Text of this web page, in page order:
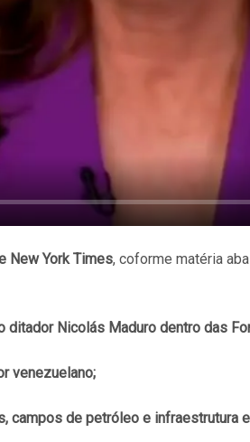
New York Times, coforme matéria
Nicolás Maduro dentro das
venezuelano;
campos de petróleo e infraestrutura